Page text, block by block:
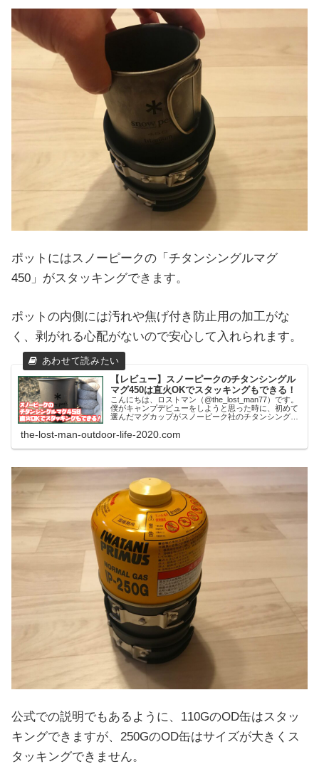
ポットにはスノーピークの「チタンシングルマグ
450」がスタッキングできます。
ポットの内側には汚れや焦げ付き防止用の加工がな
く、剥がれる心配がないので安心して入れられます。
【レビュー】スノーピークのチタンシングル
マグ450は直火OKでスタッキングもできる！
こんにちは、ロストマン（@the_lost_man77）です。
僕がキャンプデビューをしようと思った時に、初めて
選んだマグカップがスノーピーク社のチタンシングル
登山で色々な所に持っていき、そ...
the-lost-man-outdoor-life-2020.com
公式での説明でもあるように、110GのOD缶はスタッ
キングできますが、250GのOD缶はサイズが大きくス
タッキングできません。